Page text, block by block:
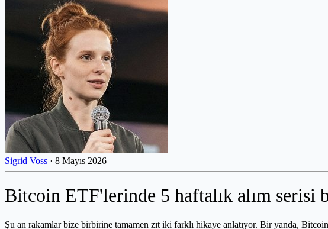
Sigrid Voss · 8 Mayıs 2026
Bitcoin ETF'lerinde 5 haftalık alım serisi
Şu an rakamlar bize birbirine tamamen zıt iki farklı hikaye anlatıyor. Bir yanda,